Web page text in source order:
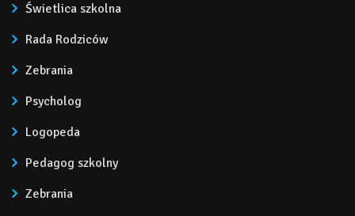
Świetlica szkolna
Rada Rodziców
Zebrania
Psycholog
Logopeda
Pedagog szkolny
Zebrania